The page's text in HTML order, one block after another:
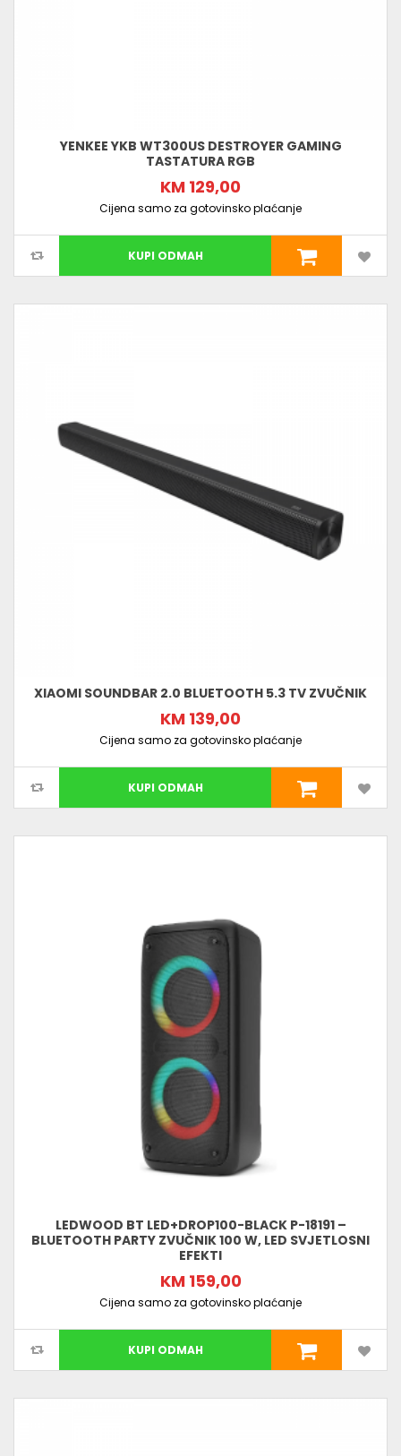
YENKEE YKB WT300US DESTROYER GAMING
TASTATURA RGB
KM 129,00
Cijena samo za gotovinsko plaćanje
KUPI ODMAH
XIAOMI SOUNDBAR 2.0 BLUETOOTH 5.3 TV ZVUČNIK
KM 139,00
Cijena samo za gotovinsko plaćanje
KUPI ODMAH
LEDWOOD BT LED+DROP100-BLACK P-18191 –
BLUETOOTH PARTY ZVUČNIK 100 W, LED SVJETLOSNI
EFEKTI
KM 159,00
Cijena samo za gotovinsko plaćanje
KUPI ODMAH